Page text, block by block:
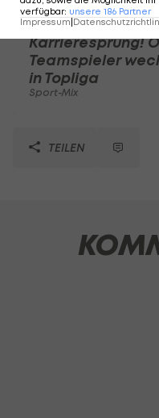
Karrieresprung!
Teamspieler
in Topliga
Sport-Mix
TEILEN
verfügbar: unsere 186 Partner
Impressum